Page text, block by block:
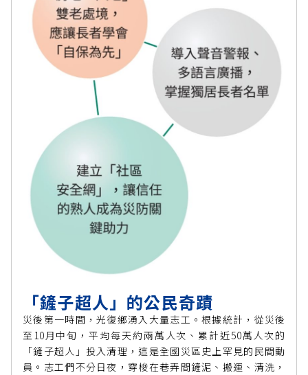
「鏟子超人」的公民奇蹟
災後第一時間，光復鄉湧入大量志工。根據統計，從災後
至10月中旬，平均每天約兩萬人次、累計近50萬人次的
「鏟子超人」投入清理，這是全國災區史上罕見的民間動
員。志工們不分日夜，穿梭在巷弄間鏟泥、搬運、清洗，